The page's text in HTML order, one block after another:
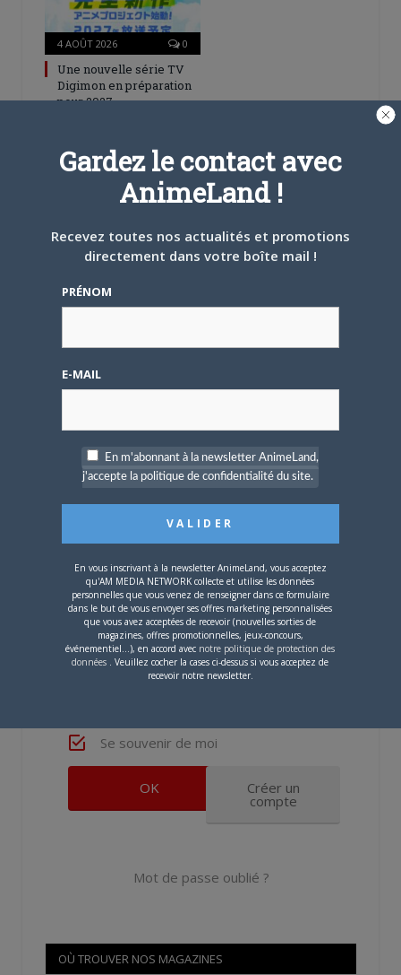
4 AOÛT 2026 0
Une nouvelle série TV
Digimon en préparation
pour 2027
4 JUILLET 2026 0
[Entretien] Mokochan : «
projet, il était déjà
demandé de suivre au
Vous devezvous connecterpour laisser un
Nom d'utilisateur ou adresse e-mail
Mot de passe
Se souvenir de moi
Créer un
compte
Mot de passe oublié ?
OÙ TROUVER NOS MAGAZINES
Gardez le contact avec
AnimeLand !
Recevez toutes nos actualités et promotions
directement dans votre boîte mail !
PRÉNOM
E-MAIL
En m'abonnant à la newsletter AnimeLand,
j'accepte la politique de confidentialité du site.
En vous inscrivant à la newsletter AnimeLand, vous acceptez
qu'AM MEDIA NETWORK collecte et utilise les données
personnelles que vous venez de renseigner dans ce formulaire
dans le but de vous envoyer ses offres marketing personnalisées
que vous avez acceptées de recevoir (nouvelles sorties de
magazines, offres promotionnelles, jeux-concours,
événementiel...), en accord avec notre politique de protection des
données . Veuillez cocher la cases ci-dessus si vous acceptez de
recevoir notre newsletter.